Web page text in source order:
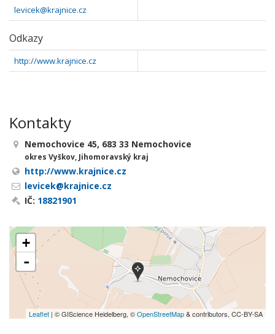
levicek@krajnice.cz
Odkazy
http://www.krajnice.cz
Kontakty
Nemochovice 45, 683 33 Nemochovice
okres Vyškov, Jihomoravský kraj
http://www.krajnice.cz
levicek@krajnice.cz
IČ: 18821901
+
-
Leaflet | © GIScience Heidelberg, ©OpenStreetMap& contributors, CC-BY-SA